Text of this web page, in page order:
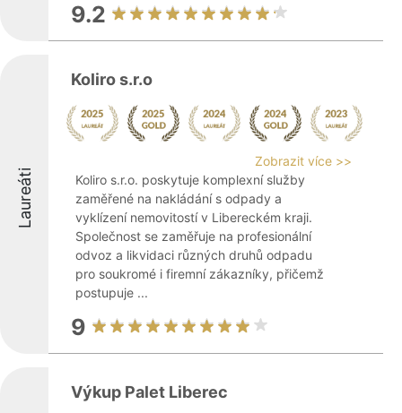
9.2
Laureáti
Koliro s.r.o
Zobrazit více >>
Koliro s.r.o. poskytuje komplexní služby
zaměřené na nakládání s odpady a
vyklízení nemovitostí v Libereckém kraji.
Společnost se zaměřuje na profesionální
odvoz a likvidaci různých druhů odpadu
pro soukromé i firemní zákazníky, přičemž
postupuje ...
9
Výkup Palet Liberec